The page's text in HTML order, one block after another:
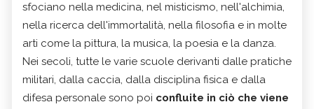
sfociano nella medicina, nel misticismo, nell'alchimia,
nella ricerca dell'immortalità, nella filosofia e in molte
arti come la pittura, la musica, la poesia e la danza.
Nei secoli, tutte le varie scuole derivanti dalle pratiche
militari, dalla caccia, dalla disciplina fisica e dalla
difesa personale sono poi confluite in ciò che viene